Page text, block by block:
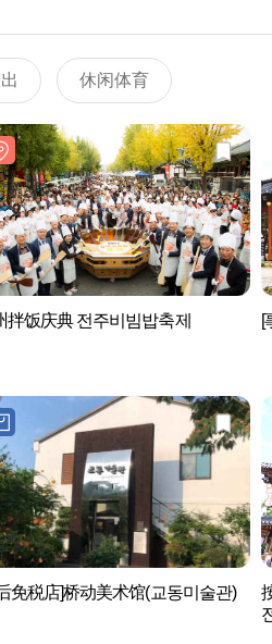
休闲体育
拌饭庆典 전주비빔밥축제 [
免税店]桥动美术馆(교동미술관)